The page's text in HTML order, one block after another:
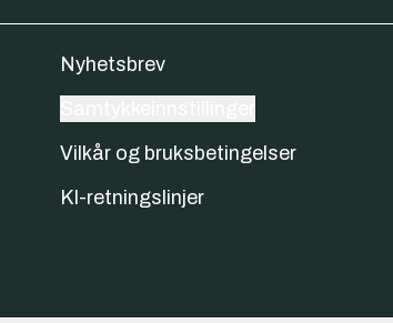
Nyhetsbrev
Vilkår og bruksbetingelser
KI-retningslinjer